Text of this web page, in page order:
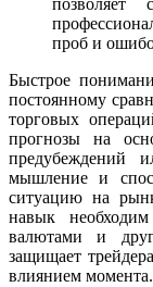
проб и
Быстрое
постоянному
торговых
прогнозы на
предубеждений
мышление и
ситуацию на
навык
валютами и
защищает
влиянием момента.